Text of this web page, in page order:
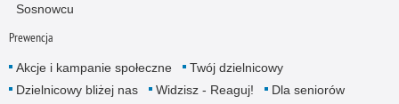
Sosnowcu
Prewencja
Akcje i kampanie społeczne
Twój dzielnicowy
Dzielnicowy bliżej nas
Widzisz - Reaguj!
Dla seniorów